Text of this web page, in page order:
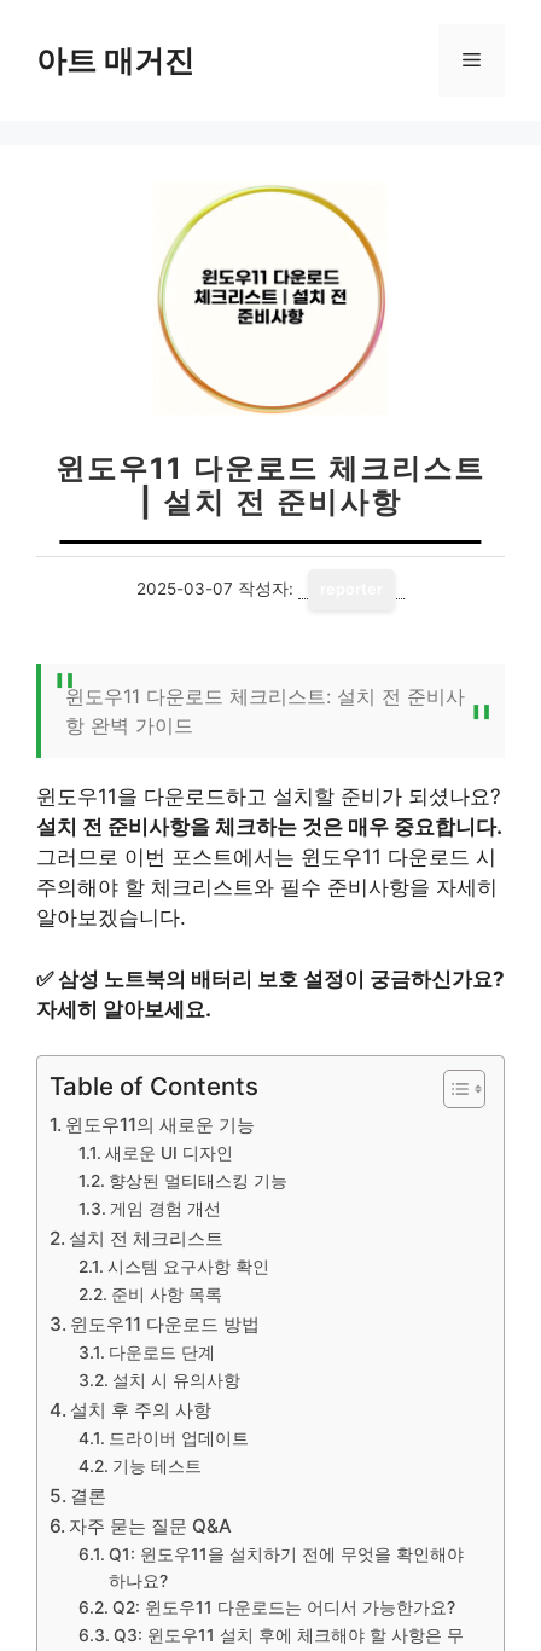
아트 매거진 메
윈도우11 다운로드 체크리스트
| 설치 전 준비사항
2025-03-07 작성자:
윈도우11 다운로드 체크리스트: 설치 전 준비사
항 완벽 가이드
윈도우11을 다운로드하고 설치할 준비가 되셨나요?
설치 전 준비사항을 체크하는 것은 매우 중요합니다.
그러므로 이번 포스트에서는 윈도우11 다운로드 시
주의해야 할 체크리스트와 필수 준비사항을 자세히
알아보겠습니다.
✅삼성 노트북의 배터리 보호 설정이 궁금하신가요?
자세히 알아보세요.
Table of Contents
윈도우11의 새로운 기능
새로운 UI 디자인
향상된 멀티태스킹 기능
게임 경험 개선
설치 전 체크리스트
시스템 요구사항 확인
준비 사항 목록
윈도우11 다운로드 방법
다운로드 단계
설치 시 유의사항
설치 후 주의 사항
드라이버 업데이트
기능 테스트
결론
자주 묻는 질문 Q&A
Q1: 윈도우11을 설치하기 전에 무엇을 확인해야
하나요?
Q2: 윈도우11 다운로드는 어디서 가능한가요?
Q3: 윈도우11 설치 후에 체크해야 할 사항은 무